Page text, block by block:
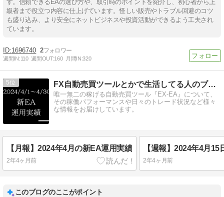
す。信頼できるEAの選び方や、取引時のポイントを紹介し、初心者から上
級者まで役立つ内容に仕上げています。怪しい販売やトラブル回避のコツ
も盛り込み、より安全にネットビジネスや投資活動ができるよう工夫され
ています。
1696740 2
週間IN:110 週間OUT:160 月間IN:320
5 FX自動売買ツールとかで生活してる人のブログ
唯一無二の稼げる自動売買ツール『EX-EA』について、
その稼働パフォーマンスや日々のトレード状況など様々
な情報をお届けしています。
【月報】2024年4月の新EA運用実績
2年4ヶ月前 2年4ヶ月前
このブログのここがポイント